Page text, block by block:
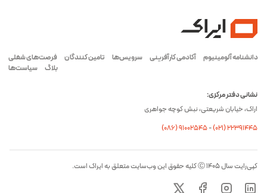
دانشنامه آلومینیوم آکادمی کارآفرینی سرویس‌ها تامین کنندگان
فرصت‌های شغلی
بلاگ
سیاست‌ها
نشانی دفتر مرکزی:
اراک، خیابان شریعتی، نبش کوچه جواهری
(۰۸۶) ۹۱۰۰۲۵۴۵-(۰21) 22391445
کپی‌رایت سال ۱۴۰۵ Ⓒ کلیه حقوق این وب‌سایت متعلق به ایراک است.